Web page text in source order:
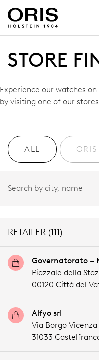
STORE
Experience our watches
by visiting one of our
ALL
RETAILER (111)
Governatorato –
Piazzale della
00120 Città del
Alfyo srl
Via Borgo Vicenza
31033